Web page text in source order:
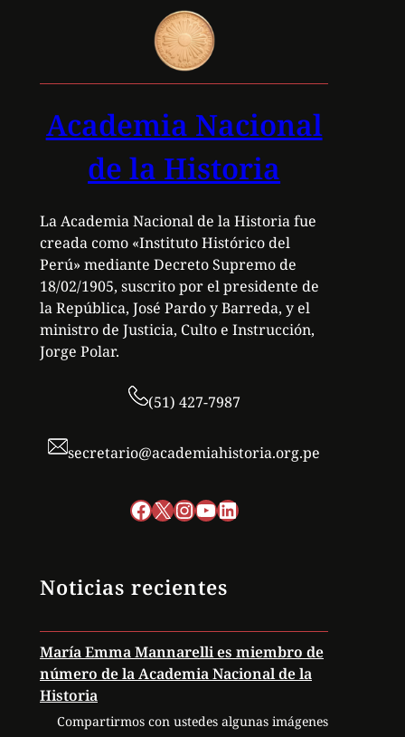
Academia Nacional
de la Historia
La Academia Nacional de la Historia fue
creada como «Instituto Histórico del
Perú» mediante Decreto Supremo de
18/02/1905, suscrito por el presidente de
la República, José Pardo y Barreda, y el
ministro de Justicia, Culto e Instrucción,
Jorge Polar.
(51) 427-7987
secretario@academiahistoria.org.pe
Facebook
X Instagram
YouTube
LinkedIn
Noticias recientes
María Emma Mannarelli es miembro de
número de la Academia Nacional de la
Historia
Compartirmos con ustedes algunas imágenes